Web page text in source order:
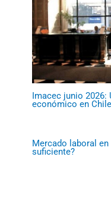
Imacec junio
económico en Chile
Mercado laboral
suficiente?